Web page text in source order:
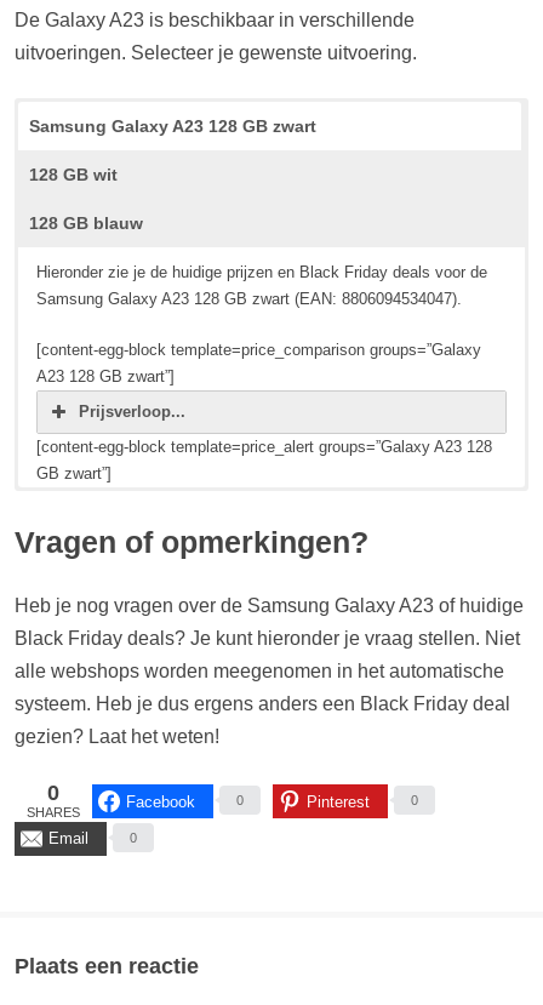
De Galaxy A23 is beschikbaar in verschillende
uitvoeringen. Selecteer je gewenste uitvoering.
Samsung Galaxy A23 128 GB zwart
128 GB wit
128 GB blauw
Hieronder zie je de huidige prijzen en Black Friday deals voor de
Samsung Galaxy A23 128 GB zwart (EAN: 8806094534047).
[content-egg-block template=price_comparison groups=”Galaxy
A23 128 GB zwart”]
Prijsverloop...
[content-egg-block template=price_alert groups=”Galaxy A23 128
GB zwart”]
A23 128 GB wit”]
Prijsverloop...
[content-egg-block template=price_alert groups=”Galaxy A23 128
GB wit”]
A23 128 GB blauw”]
Prijsverloop...
[content-egg-block template=price_alert groups=”Galaxy A23 128
GB blauw”]
Vragen of opmerkingen?
Heb je nog vragen over de Samsung Galaxy A23 of huidige
Black Friday deals? Je kunt hieronder je vraag stellen. Niet
alle webshops worden meegenomen in het automatische
systeem. Heb je dus ergens anders een Black Friday deal
gezien? Laat het weten!
0
SHARES
Facebook 0 Pinterest 0
Email 0
Plaats een reactie